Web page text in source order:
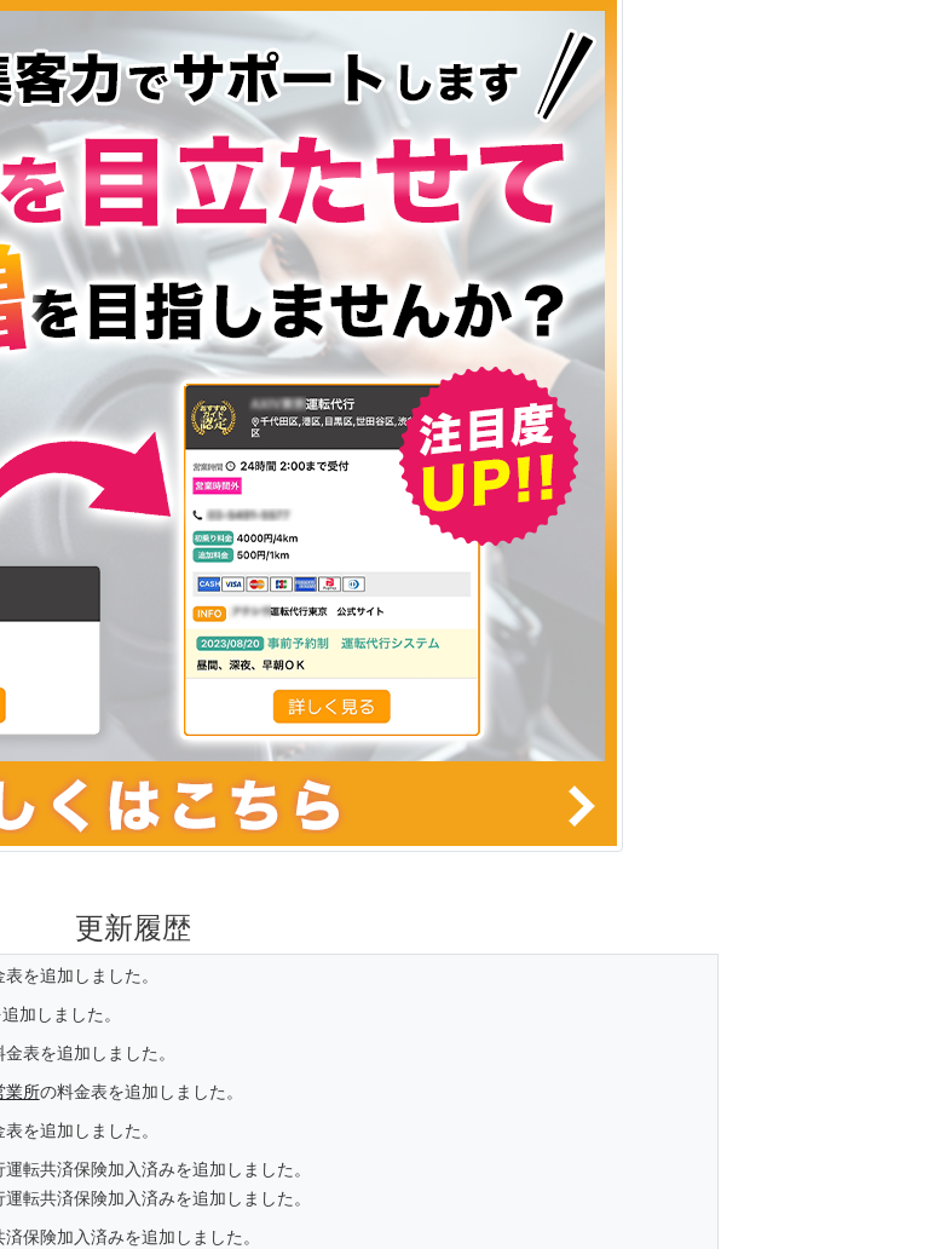
更新履歴
を追加しました。
加しました。
表を追加しました。
業所の料金表を追加しました。
を追加しました。
転共済保険加入済みを追加しました。
転共済保険加入済みを追加しました。
保険加入済みを追加しました。